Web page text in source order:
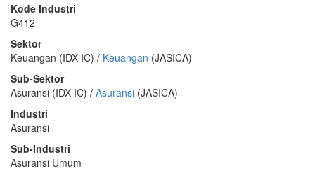
Kode Industri
G412
Sektor
Keuangan (IDX IC) / Keuangan (JASICA)
Sub-Sektor
Asuransi (IDX IC) / Asuransi (JASICA)
Industri
Asuransi
Sub-Industri
Asuransi Umum